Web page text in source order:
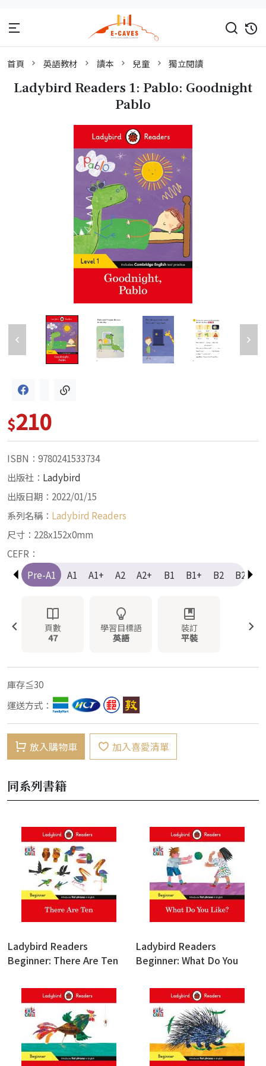
首頁 英語教材 讀本 兒童 獨立閱讀
Ladybird Readers 1: Pablo: Goodnight
Pablo
$210
ISBN：9780241533734
出版社： Ladybird
出版日期：2022/01/15
系列名稱： Ladybird Readers
尺寸：228x152x0mm
CEFR：
Pre-A1
A1 A1+ A2 A2+ B1 B1+ B2 B2+
頁數
47
學習目標語
英語
裝訂
平裝
庫存≦30
運送方式：
放入購物車 加入喜愛清單
同系列書籍
Ladybird Readers
Beginner: There Are Ten
Ladybird Readers
Beginner: What Do You